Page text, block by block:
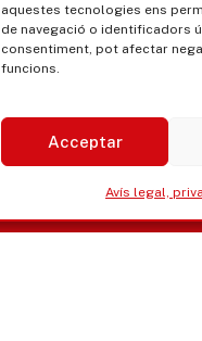
aquestes tecnologies ens
de navegació o identificadors
consentiment, pot afectar
funcions.
Acceptar
Avís legal,
Seu electrònica